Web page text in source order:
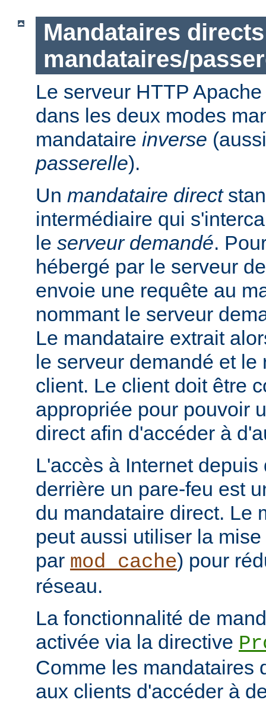
Mandataires
mandataires/
Le serveur HTTP
dans les deux modes
mandataire inverse
passerelle).
Un mandataire direct
intermédiaire qui
le serveur demandé.
hébergé par le serveur
envoie une requête au
nommant le serveur
Le mandataire extrait
le serveur demandé et
client. Le client doit être
appropriée pour pouvoir
direct afin d'accéder à
L'accès à Internet
derrière un pare-feu est
du mandataire direct. Le
peut aussi utiliser la
par mod_cache) pour
réseau.
La fonctionnalité de
activée via la directive
Comme les mandataires
aux clients d'accéder à